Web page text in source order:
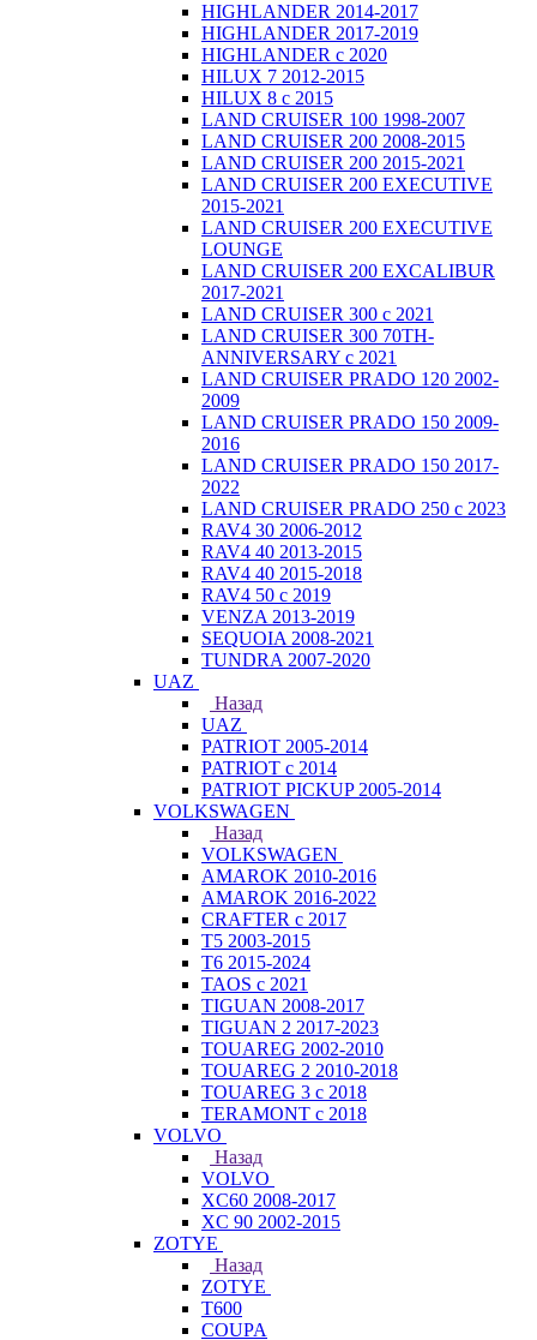
HIGHLANDER 2014-2017
HIGHLANDER 2017-2019
HIGHLANDER с 2020
HILUX 7 2012-2015
HILUX 8 с 2015
LAND CRUISER 100 1998-2007
LAND CRUISER 200 2008-2015
LAND CRUISER 200 2015-2021
LAND CRUISER 200 EXECUTIVE
2015-2021
LAND CRUISER 200 EXECUTIVE
LOUNGE
LAND CRUISER 200 EXCALIBUR
2017-2021
LAND CRUISER 300 с 2021
LAND CRUISER 300 70TH-
ANNIVERSARY с 2021
LAND CRUISER PRADO 120 2002-
2009
LAND CRUISER PRADO 150 2009-
2016
LAND CRUISER PRADO 150 2017-
2022
LAND CRUISER PRADO 250 с 2023
RAV4 30 2006-2012
RAV4 40 2013-2015
RAV4 40 2015-2018
RAV4 50 с 2019
VENZA 2013-2019
SEQUOIA 2008-2021
TUNDRA 2007-2020
UAZ
Назад
UAZ
PATRIOT 2005-2014
PATRIOT с 2014
PATRIOT PICKUP 2005-2014
VOLKSWAGEN
Назад
VOLKSWAGEN
AMAROK 2010-2016
AMAROK 2016-2022
CRAFTER с 2017
T5 2003-2015
T6 2015-2024
TAOS с 2021
TIGUAN 2008-2017
TIGUAN 2 2017-2023
TOUAREG 2002-2010
TOUAREG 2 2010-2018
TOUAREG 3 с 2018
TERAMONT с 2018
VOLVO
Назад
VOLVO
XC60 2008-2017
XC 90 2002-2015
ZOTYE
Назад
ZOTYE
T600
COUPA